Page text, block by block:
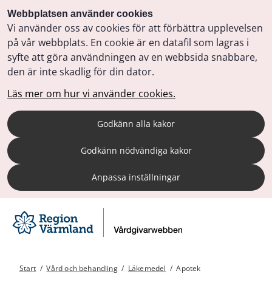
Webbplatsen använder cookies
Vi använder oss av cookies för att förbättra upplevelsen
på vår webbplats. En cookie är en datafil som lagras i
syfte att göra användningen av en webbsida snabbare,
den är inte skadlig för din dator.
Läs mer om hur vi använder cookies.
Godkänn alla kakor
Godkänn nödvändiga kakor
Anpassa inställningar
Start / Vård och behandling / Läkemedel / Apotek